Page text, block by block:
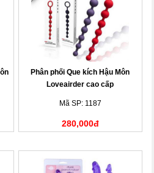
Phân phối Que kích Hậu Môn
Loveairder cao cấp
Mã SP: 1187
280,000đ